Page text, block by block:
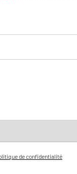
de confidentialité